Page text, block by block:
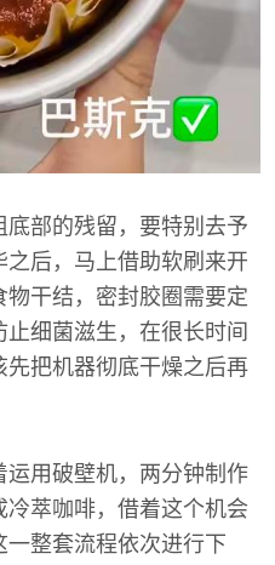
底部的残留，要特别去予
后，马上借助软刷来开
干结，密封胶圈需要定
细菌滋生，在很长时间
把机器彻底干燥之后再
用破壁机，两分钟制作
萃咖啡，借着这个机会
整套流程依次进行下